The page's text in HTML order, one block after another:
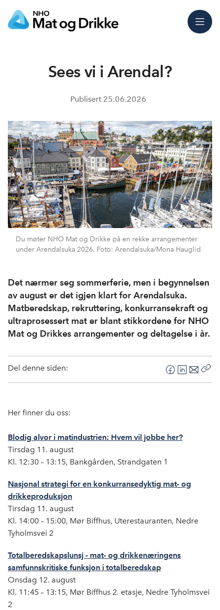
Meny
Sees vi i Arendal?
Publisert 25.06.2026
Du møter NHO Mat og Drikke på en rekke arrangementer
under Arendalsuka 2026. Foto: Arendalsuka/Mona Hauglid
Det nærmer seg sommerferie, men i begynnelsen
av august er det igjen klart for Arendalsuka.
Matberedskap, rekruttering, konkurransekraft og
ultraprosessert mat er blant stikkordene for NHO
Mat og Drikkes arrangementer og deltagelse i år.
Del denne siden:
F
o
k
L
d
E
Her finner du oss:
Blodig alvor i matindustrien: Hvem vil jobbe her?
Tirsdag 11. august
Kl. 12:30 – 13:15, Bankgården, Strandgaten 1
Nasjonal strategi for en konkurransedyktig mat- og
drikkeproduksjon
Tirsdag 11. august
Kl. 14:00 – 15:00, Mør Biffhus, Uterestauranten, Nedre
Tyholmsvei 2
Totalberedskapslunsj - mat- og drikkenæringens
samfunnskritiske funksjon i totalberedskap
Onsdag 12. august
Kl. 11:45 – 13:15, Mør Biffhus 2. etasje, Nedre Tyholmsvei
2